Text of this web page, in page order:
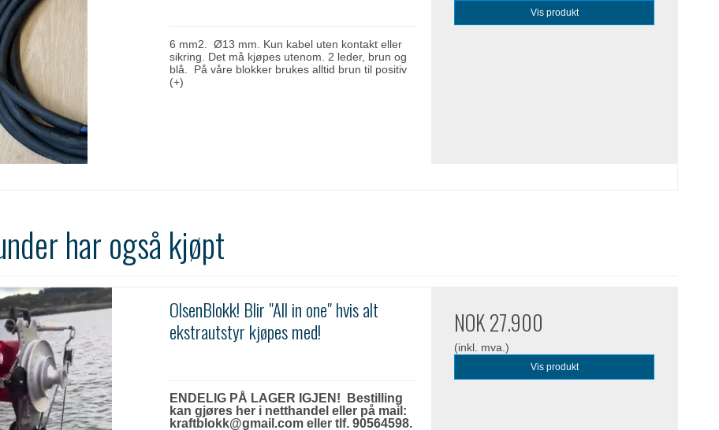
6 mm2. Ø13 mm. Kun kabel uten kontakt eller
sikring. Det må kjøpes utenom. 2 leder, brun og
blå. På våre blokker brukes alltid brun til positiv
(+)
Vis produkt
har også kjøpt
OlsenBlokk! Blir "All in one" hvis alt
ekstrautstyr kjøpes med!
ENDELIG PÅ LAGER IGJEN! Bestilling
kan gjøres her i netthandel eller på mail:
kraftblokk@gmail.com eller tlf. 90564598.
NOK 27.900
(inkl. mva.)
Vis produkt